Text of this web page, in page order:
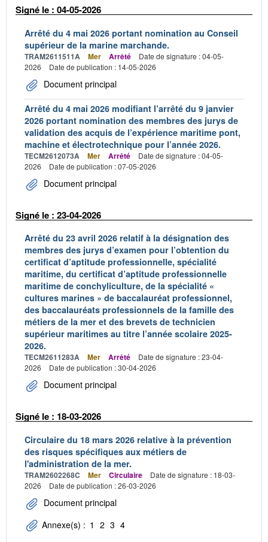
Signé le : 04-05-2026
Arrêté du 4 mai 2026 portant nomination au Conseil
supérieur de la marine marchande.
TRAM2611511A Mer Arrêté
Date de signature : 04-05-
2026
Date de publication : 14-05-2026
Document principal
Arrêté du 4 mai 2026 modifiant l’arrêté du 9 janvier
2026 portant nomination des membres des jurys de
validation des acquis de l’expérience maritime pont,
machine et électrotechnique pour l’année 2026.
TECM2612073A Mer Arrêté
Date de signature : 04-05-
2026
Date de publication : 07-05-2026
Document principal
Signé le : 23-04-2026
Arrêté du 23 avril 2026 relatif à la désignation des
membres des jurys d’examen pour l’obtention du
certificat d’aptitude professionnelle, spécialité
maritime, du certificat d’aptitude professionnelle
maritime de conchyliculture, de la spécialité «
cultures marines » de baccalauréat professionnel,
des baccalauréats professionnels de la famille des
métiers de la mer et des brevets de technicien
supérieur maritimes au titre l’année scolaire 2025-
2026.
TECM2611283A Mer Arrêté
Date de signature : 23-04-
2026
Date de publication : 30-04-2026
Document principal
Signé le : 18-03-2026
Circulaire du 18 mars 2026 relative à la prévention
des risques spécifiques aux métiers de
l'administration de la mer.
TRAM2602268C Mer Circulaire
Date de signature : 18-03-
2026
Date de publication : 26-03-2026
Document principal
Annexe(s) : 1 2 3 4